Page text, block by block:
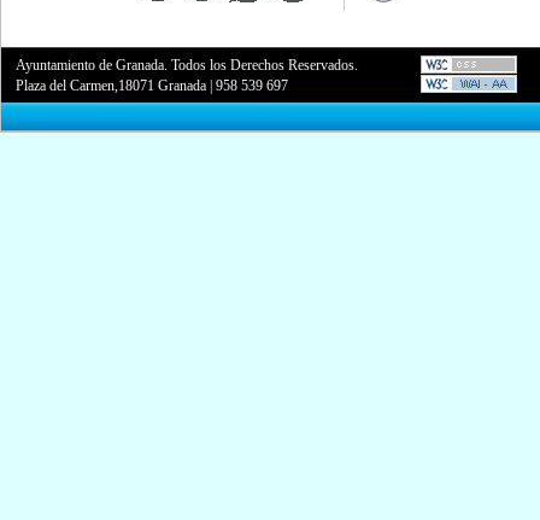
Ayuntamiento de Granada. Todos los Derechos Reservados.
Plaza del Carmen,18071 Granada |958 539 697